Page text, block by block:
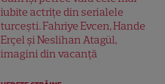
iubite actrițe din serialele
turcești. Fahriye Evcen, Hande
Erçel și Neslihan Atagül,
imagini din vacanță